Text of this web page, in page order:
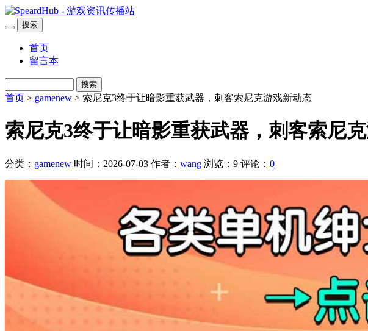
搜索
首页
留言本
搜索
首页 > gamenew > 索尼克3终于让暗影重获武器，刺客索尼克游戏新动态
索尼克3终于让暗影重获武器，刺客索尼
分类： gamenew 时间：2026-07-03 作者： wang 浏览：9 评论： 0